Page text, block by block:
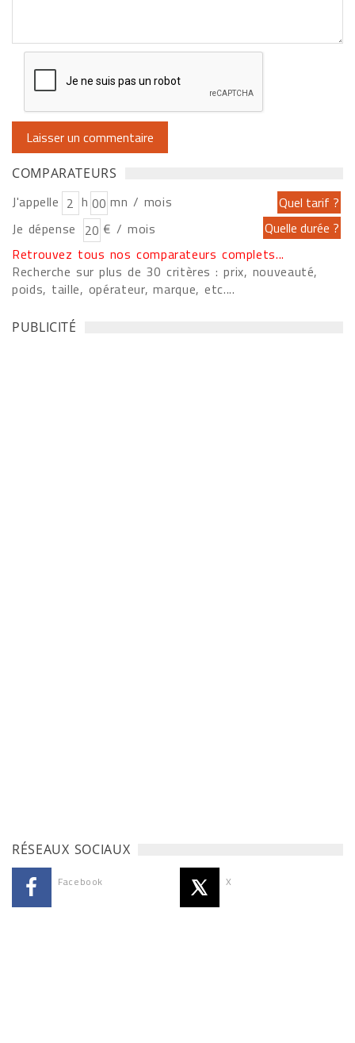
COMPARATEURS
J'appelle h
mn / mois
Je dépense
€ / mois
Retrouvez tous nos comparateurs complets...
Recherche sur plus de 30 critères : prix, nouveauté,
poids, taille, opérateur, marque, etc....
PUBLICITÉ
RÉSEAUX SOCIAUX
Facebook X